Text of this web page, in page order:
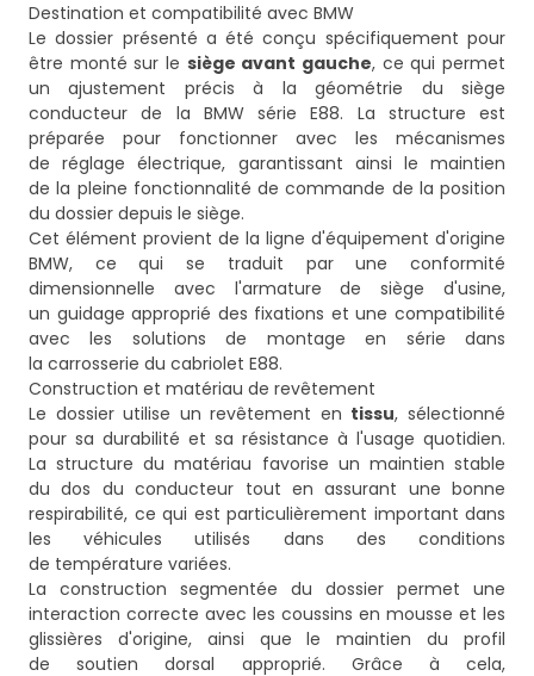
Destination et compatibilité avec BMW
Le dossier présenté a été conçu spécifiquement pour
être monté sur le siège avant gauche, ce qui permet
un ajustement précis à la géométrie du siège
conducteur de la BMW série E88. La structure est
préparée pour fonctionner avec les mécanismes
de réglage électrique, garantissant ainsi le maintien
de la pleine fonctionnalité de commande de la position
du dossier depuis le siège.
Cet élément provient de la ligne d'équipement d'origine
BMW, ce qui se traduit par une conformité
dimensionnelle avec l'armature de siège d'usine,
un guidage approprié des fixations et une compatibilité
avec les solutions de montage en série dans
la carrosserie du cabriolet E88.
Construction et matériau de revêtement
Le dossier utilise un revêtement en tissu, sélectionné
pour sa durabilité et sa résistance à l'usage quotidien.
La structure du matériau favorise un maintien stable
du dos du conducteur tout en assurant une bonne
respirabilité, ce qui est particulièrement important dans
les véhicules utilisés dans des conditions
de température variées.
La construction segmentée du dossier permet une
interaction correcte avec les coussins en mousse et les
glissières d'origine, ainsi que le maintien du profil
de soutien dorsal approprié. Grâce à cela,